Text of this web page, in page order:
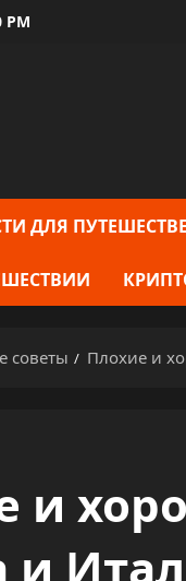
PM
ДЛЯ
советы Плохие и
и